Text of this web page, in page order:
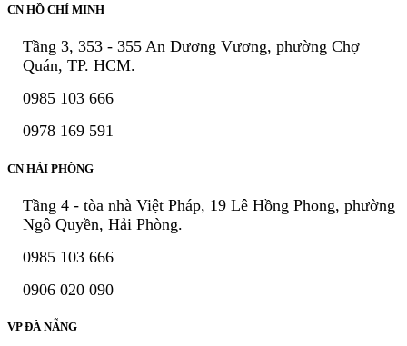
CN HỒ CHÍ MINH
Tầng 3, 353 - 355 An Dương Vương, phường Chợ
Quán, TP. HCM.
0985 103 666
0978 169 591
CN HẢI PHÒNG
Tầng 4 - tòa nhà Việt Pháp, 19 Lê Hồng Phong, phường
Ngô Quyền, Hải Phòng.
0985 103 666
0906 020 090
VP ĐÀ NẴNG